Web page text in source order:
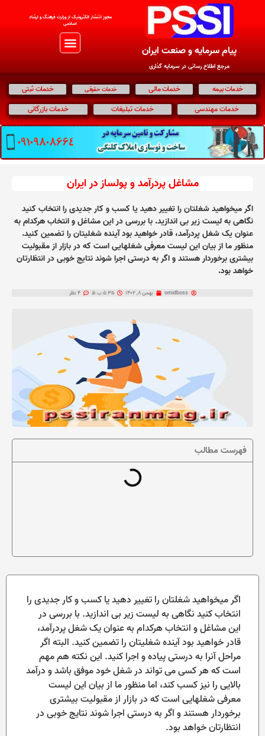
پیام سرمایه و صنعت ایران
مرجع اطلاع رسانی در سرمایه گذاری
مجوز اتنشار الکترونیک از وزارت فرهنگ و ارشاد
اسلامی
خدمات بیمه خدمات مالی خدمات حقوقی
خدمات ثبتی
خدمات مهندسی
خدمات تبلیغات خدمات بازرگانی
مشاغل پردرآمد و پولساز در ایران
اگر میخواهید شغلتان را تغییر دهید یا کسب و کار جدیدی را انتخاب کنید
نگاهی به لیست زیر بی اندازید. با بررسی در این مشاغل و انتخاب هرکدام به
عنوان یک شغل پردرآمد، قادر خواهید بود آینده شغلیتان را تضمین کنید.
منظور ما از بیان این لیست معرفی شغلهایی است که در بازار از مقبولیت
بیشتری برخوردار هستند و اگر به درستی اجرا شوند نتایج خوبی در انتظارتان
خواهد بود.
omidboss بهمن 8, 1402 5:35 ب.ظ 4 نظر
فهرست مطالب
اگر میخواهید شغلتان را تغییر دهید یا کسب و کار جدیدی را
انتخاب کنید نگاهی به لیست زیر بی اندازید. با بررسی در
این مشاغل و انتخاب هرکدام به عنوان یک شغل پردرآمد،
قادر خواهید بود آینده شغلیتان را تضمین کنید. البته اگر
مراحل آنرا به درستی پیاده و اجرا کنید. این نکته هم مهم
است که هر کسی می تواند در شغل خود موفق باشد و درآمد
بالایی را نیز کسب کند، اما منظور ما از بیان این لیست
معرفی شغلهایی است که در بازار از مقبولیت بیشتری
برخوردار هستند و اگر به درستی اجرا شوند نتایج خوبی در
انتظارتان خواهد بود.